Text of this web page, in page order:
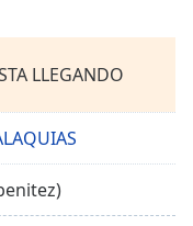
LLEGANDO